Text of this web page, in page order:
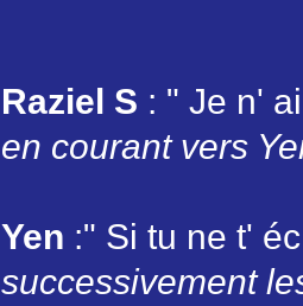
Raziel S : " Je n'
en courant vers
Yen :" Si tu ne t'
successivement